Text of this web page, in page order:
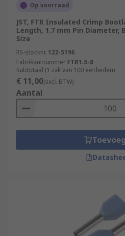
Op voorraad
JST, FTR Insulated Crimp
Length, 1.7 mm Pin Diameter,
Size
RS-stocknr. 122-5196
Fabrikantnummer FTR1.5-8
Subtotaal (1 zak van 100 eenheden)
€ 11,00(excl. BTW)
Aantal